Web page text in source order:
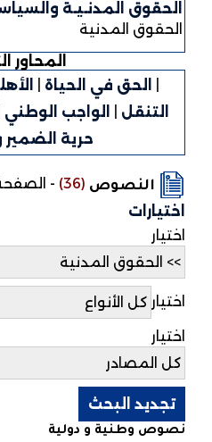
المدنـيـة والسياسية ::
المدنية
المحاور الثانوية
الحق في الحياة | الأهلية
الواجب الوطني حرية
حرية الضمير
النصوص (36)
-الصفحة 4من 4
وطنية و دولية